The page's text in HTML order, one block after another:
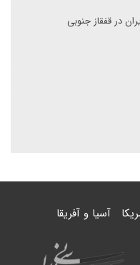
در قفقاز جنوبی
آسیا و آفریقا